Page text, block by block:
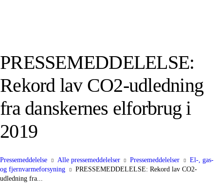
PRESSEMEDDELELSE:
Rekord lav CO2-udledning
fra danskernes elforbrug i
2019
Pressemeddelelse Alle pressemeddelelser Pressemeddelelser
El-, gas-
og fjernvarmeforsyning
PRESSEMEDDELELSE: Rekord lav CO2-
udledning fra...